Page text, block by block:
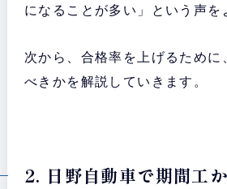
になることが多い」という声を
次から、合格率を上げるために
べきかを解説していきます。
2. 日野自動車で期間工